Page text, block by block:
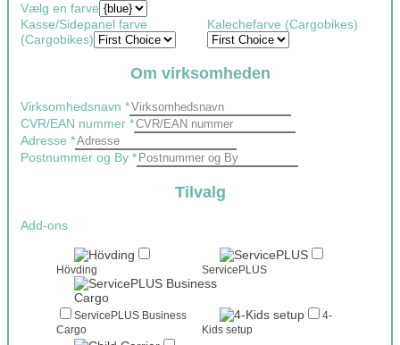
Vælg en farve
Kasse/Sidepanel farve
(Cargobikes)
Kalechefarve (Cargobikes)
Om virksomheden
Virksomhedsnavn *
CVR/EAN nummer *
Adresse *
Postnummer og By *
Tilvalg
Add-ons
Hövding ServicePLUS
ServicePLUS Business
Cargo
4-
Kids setup